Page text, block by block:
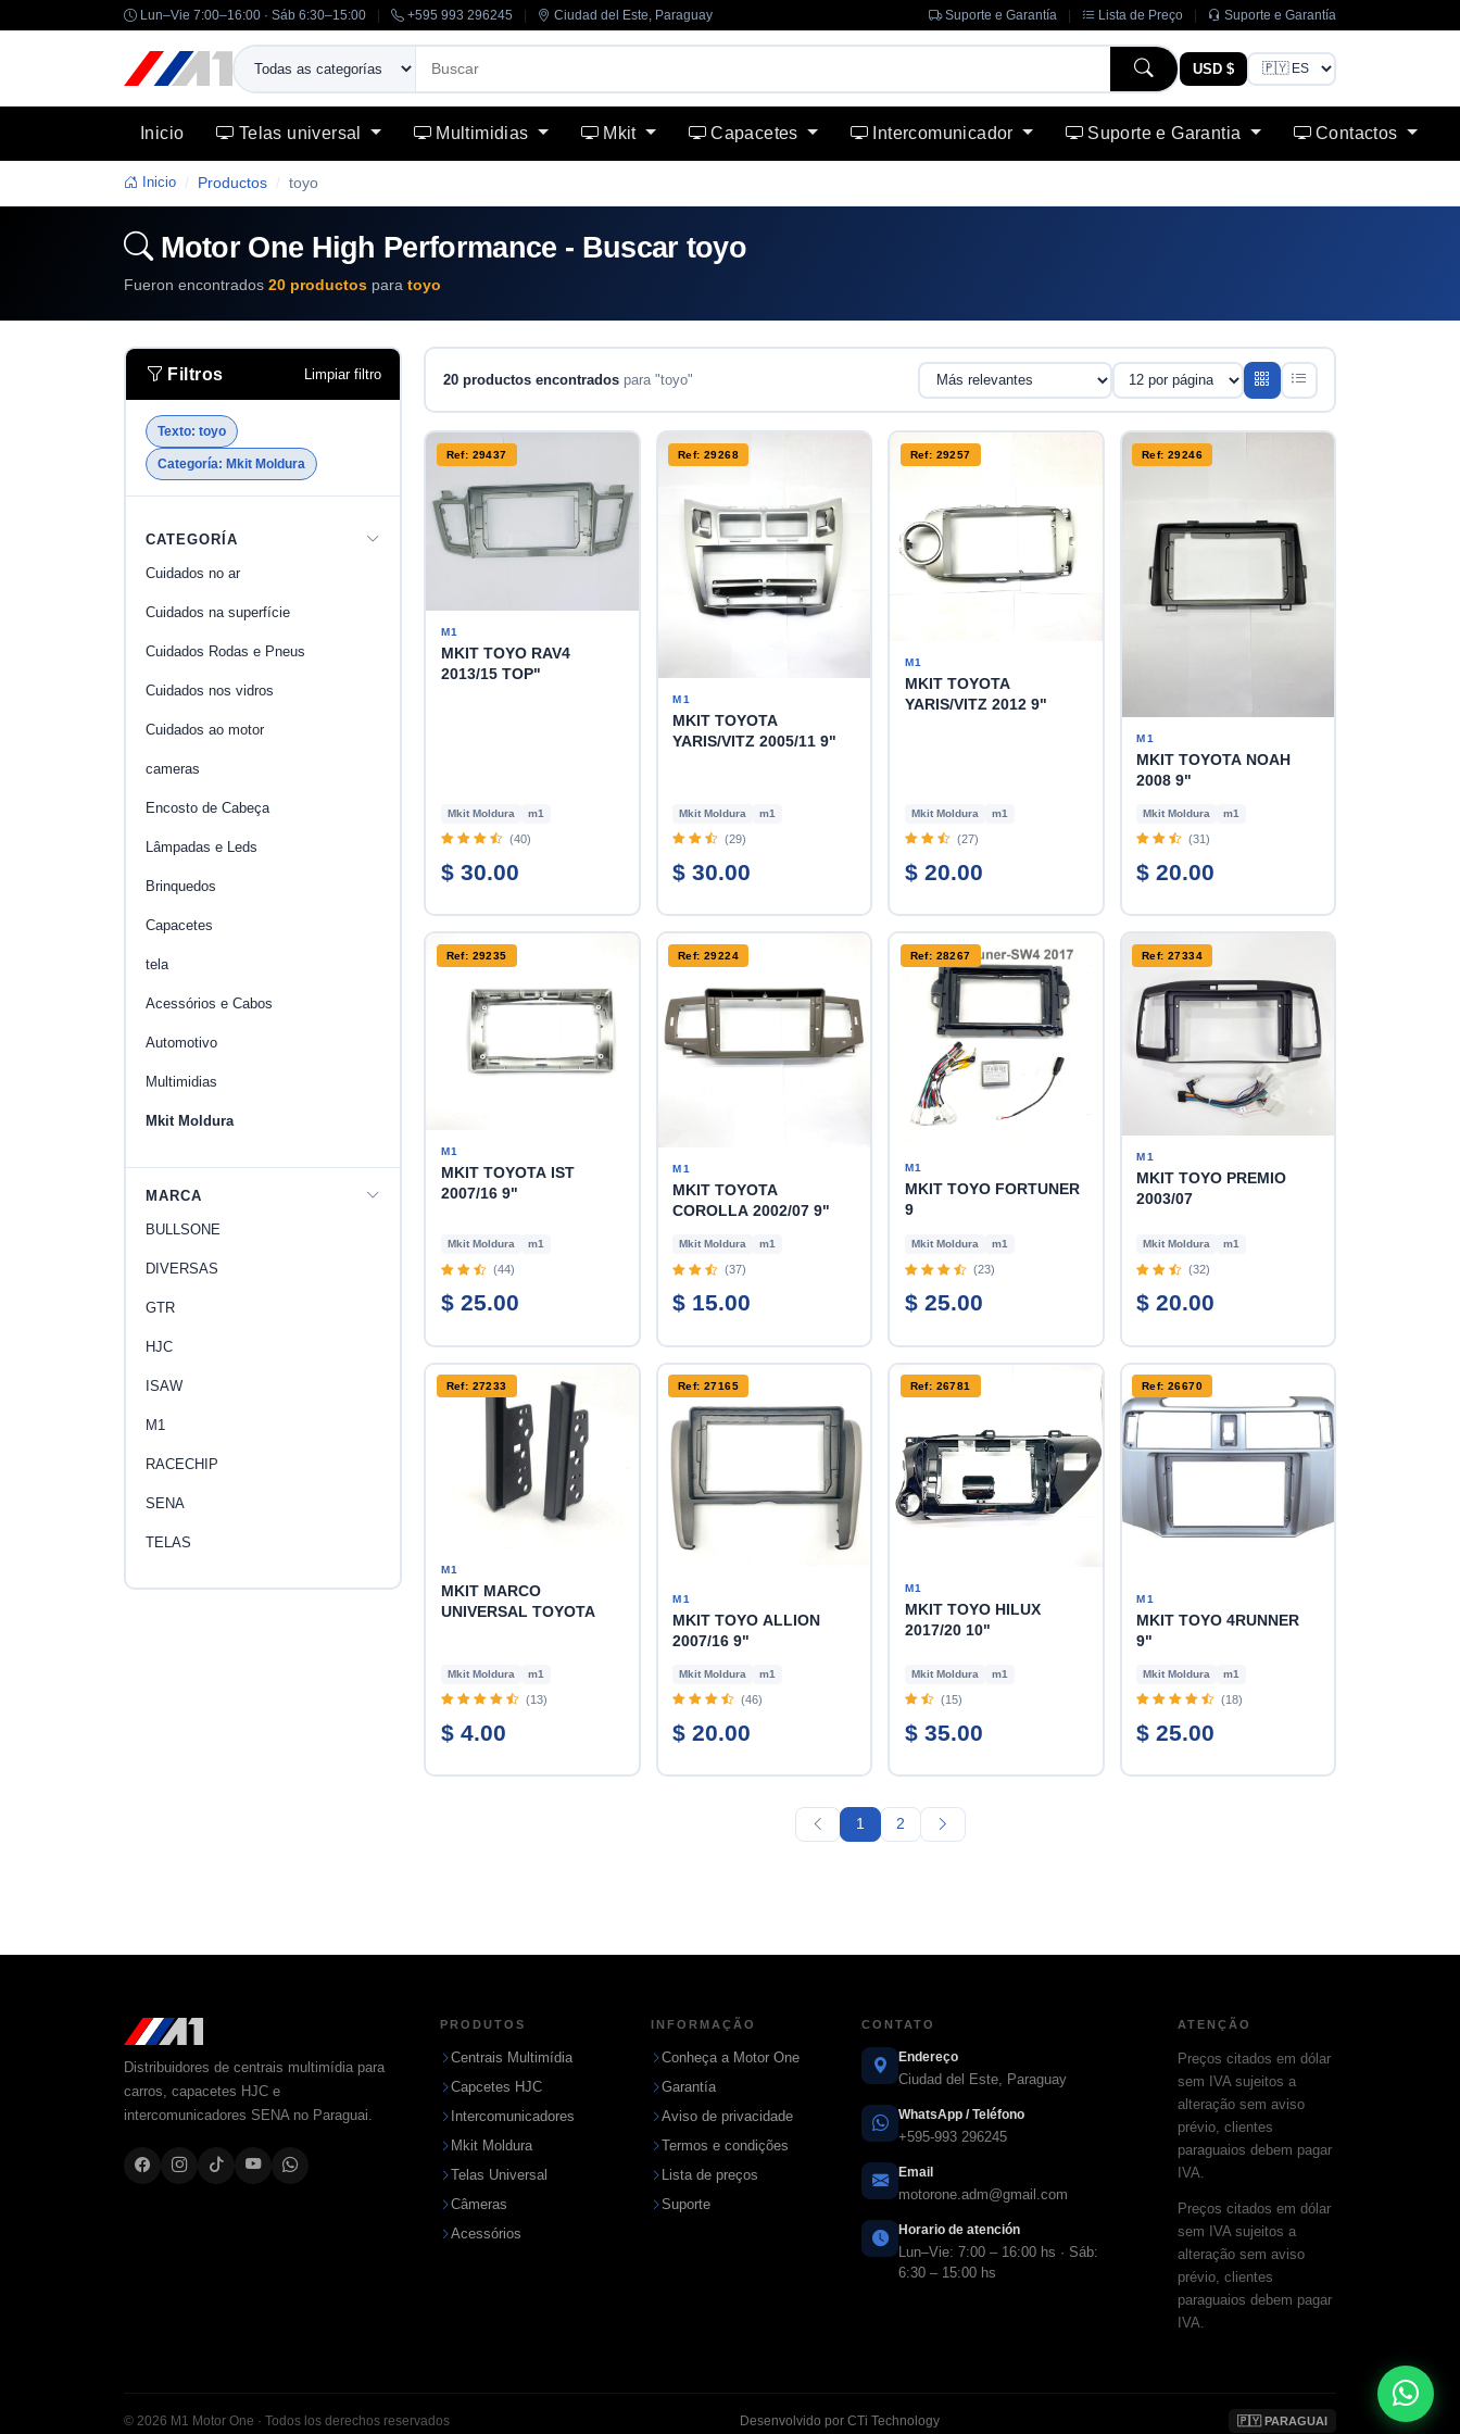
Lun–Vie 7:00–16:00 · Sáb 6:30–15:00 +595 993 296245 Ciudad del Este, Paraguay Suporte e Garantía Lista de Preço Suporte e Garantía
USD $
Inicio Telas universal Multimidias Mkit Capacetes Intercomunicador Suporte e Garantia Contactos
Inicio Productos toyo
Motor One High Performance - Buscar toyo
Fueron encontrados 20 productos para toyo
Filtros Limpiar filtro
Texto: toyo
Categoría: Mkit Moldura
CATEGORÍA
Cuidados no ar
Cuidados na superfície
Cuidados Rodas e Pneus
Cuidados nos vidros
Cuidados ao motor
cameras
Encosto de Cabeça
Lâmpadas e Leds
Brinquedos
Capacetes
tela
Acessórios e Cabos
Automotivo
Multimidias
Mkit Moldura
MARCA
BULLSONE
DIVERSAS
GTR
HJC
ISAW
M1
RACECHIP
SENA
TELAS
20 productos encontradospara "toyo"
Ref: 29437
M1
MKIT TOYO RAV4
2013/15 TOP"
Mkit Moldura m1
(40)
$ 30.00
Ref: 29268
M1
MKIT TOYOTA
YARIS/VITZ 2005/11 9"
Mkit Moldura m1
(29)
$ 30.00
Ref: 29257
M1
MKIT TOYOTA
YARIS/VITZ 2012 9"
Mkit Moldura m1
(27)
$ 20.00
Ref: 29246
M1
MKIT TOYOTA NOAH
2008 9"
Mkit Moldura m1
(31)
$ 20.00
Ref: 29235
M1
MKIT TOYOTA IST
2007/16 9"
Mkit Moldura m1
(44)
$ 25.00
Ref: 29224
M1
MKIT TOYOTA
COROLLA 2002/07 9"
Mkit Moldura m1
(37)
$ 15.00
Ref: 28267
M1
MKIT TOYO FORTUNER
9
Mkit Moldura m1
(23)
$ 25.00
Ref: 27334
M1
MKIT TOYO PREMIO
2003/07
Mkit Moldura m1
(32)
$ 20.00
Ref: 27233
M1
MKIT MARCO
UNIVERSAL TOYOTA
Mkit Moldura m1
(13)
$ 4.00
Ref: 27165
M1
MKIT TOYO ALLION
2007/16 9"
Mkit Moldura m1
(46)
$ 20.00
Ref: 26781
M1
MKIT TOYO HILUX
2017/20 10"
Mkit Moldura m1
(15)
$ 35.00
Ref: 26670
M1
MKIT TOYO 4RUNNER
9"
Mkit Moldura m1
(18)
$ 25.00
1 2
Distribuidores de centrais multimídia para
carros, capacetes HJC e
intercomunicadores SENA no Paraguai.
PRODUTOS
Centrais Multimídia
Capcetes HJC
Intercomunicadores
Mkit Moldura
Telas Universal
Câmeras
Acessórios
INFORMAÇÃO
Conheça a Motor One
Garantía
Aviso de privacidade
Termos e condições
Lista de preços
Suporte
CONTATO
Endereço
Ciudad del Este, Paraguay
WhatsApp / Teléfono
+595-993 296245
Email
motorone.adm@gmail.com
Horario de atención
Lun–Vie: 7:00 – 16:00 hs · Sáb:
6:30 – 15:00 hs
ATENÇÃO
Preços citados em dólar
sem IVA sujeitos a
alteração sem aviso
prévio, clientes
paraguaios debem pagar
IVA.
Preços citados em dólar
sem IVA sujeitos a
alteração sem aviso
prévio, clientes
paraguaios debem pagar
IVA.
© 2026 M1 Motor One · Todos los derechos reservados Desenvolvido por CTi Technology 🇵🇾 PARAGUAI